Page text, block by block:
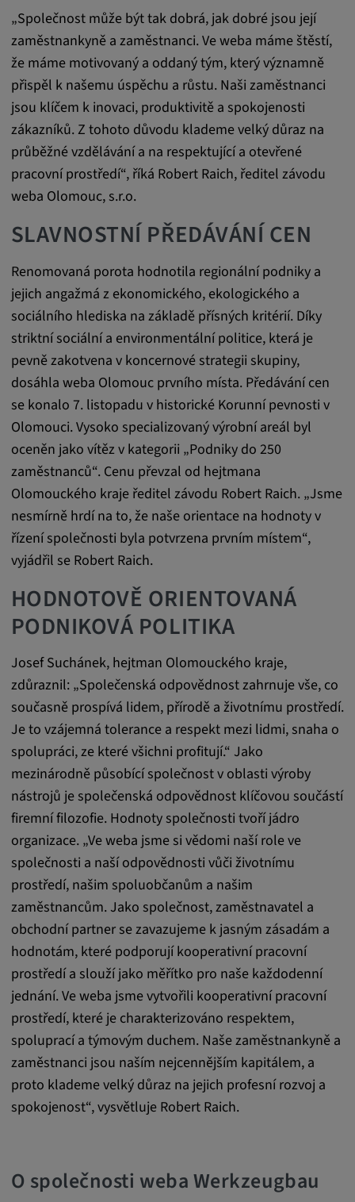
„Společnost může být tak dobrá, jak dobré jsou její
zaměstnankyně a zaměstnanci. Ve weba máme štěstí,
že máme motivovaný a oddaný tým, který významně
přispěl k našemu úspěchu a růstu. Naši zaměstnanci
jsou klíčem k inovaci, produktivitě a spokojenosti
zákazníků. Z tohoto důvodu klademe velký důraz na
průběžné vzdělávání a na respektující a otevřené
pracovní prostředí“, říká Robert Raich, ředitel závodu
weba Olomouc, s.r.o.
SLAVNOSTNÍ PŘEDÁVÁNÍ CEN
Renomovaná porota hodnotila regionální podniky a
jejich angažmá z ekonomického, ekologického a
sociálního hlediska na základě přísných kritérií. Díky
striktní sociální a environmentální politice, která je
pevně zakotvena v koncernové strategii skupiny,
dosáhla weba Olomouc prvního místa. Předávání cen
se konalo 7. listopadu v historické Korunní pevnosti v
Olomouci. Vysoko specializovaný výrobní areál byl
oceněn jako vítěz v kategorii „Podniky do 250
zaměstnanců“. Cenu převzal od hejtmana
Olomouckého kraje ředitel závodu Robert Raich. „Jsme
nesmírně hrdí na to, že naše orientace na hodnoty v
řízení společnosti byla potvrzena prvním místem“,
vyjádřil se Robert Raich.
HODNOTOVĚ ORIENTOVANÁ
PODNIKOVÁ POLITIKA
Josef Suchánek, hejtman Olomouckého kraje,
zdůraznil: „Společenská odpovědnost zahrnuje vše, co
současně prospívá lidem, přírodě a životnímu prostředí.
Je to vzájemná tolerance a respekt mezi lidmi, snaha o
spolupráci, ze které všichni profitují.“ Jako
mezinárodně působící společnost v oblasti výroby
nástrojů je společenská odpovědnost klíčovou součástí
firemní filozofie. Hodnoty společnosti tvoří jádro
organizace. „Ve weba jsme si vědomi naší role ve
společnosti a naší odpovědnosti vůči životnímu
prostředí, našim spoluobčanům a našim
zaměstnancům. Jako společnost, zaměstnavatel a
obchodní partner se zavazujeme k jasným zásadám a
hodnotám, které podporují kooperativní pracovní
prostředí a slouží jako měřítko pro naše každodenní
jednání. Ve weba jsme vytvořili kooperativní pracovní
prostředí, které je charakterizováno respektem,
spoluprací a týmovým duchem. Naše zaměstnankyně a
zaměstnanci jsou naším nejcennějším kapitálem, a
proto klademe velký důraz na jejich profesní rozvoj a
spokojenost“, vysvětluje Robert Raich.
O společnosti weba Werkzeugbau
Statistiky
Statistiky Soubory cookie shromažďují
anonymní informace o chování uživatelů.
Tyto informace nám pomáhají lépe
porozumět chování uživatelů na našich
webových stránkách.
_pk_id.*, _pk_ses.*
Název:
Poskytovatel:
Účel:
Tyto soubory cookie se používají k
zaznamenávání chování návštěvníků
webových stránek.
Trvání cookies:
13 měsíců